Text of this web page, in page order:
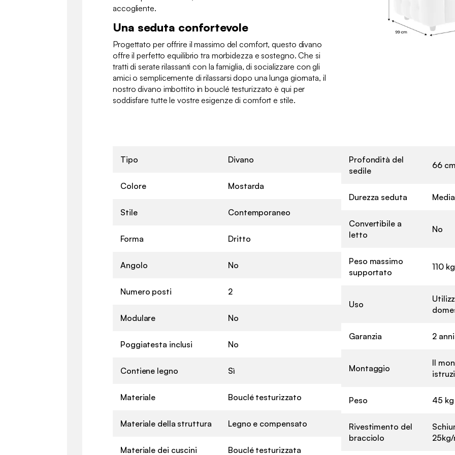
accogliente.
Una seduta confortevole
Progettato per offrire il massimo del comfort, questo divano
offre il perfetto equilibrio tra morbidezza e sostegno. Che si
tratti di serate rilassanti con la famiglia, di socializzare con gli
amici o semplicemente di rilassarsi dopo una lunga giornata, il
nostro divano imbottito in bouclé testurizzato è qui per
soddisfare tutte le vostre esigenze di comfort e stile.
Tipo Divano
Colore Mostarda
Stile Contemporaneo
Forma Dritto
Angolo No
Numero posti 2
Modulare No
Poggiatesta inclusi No
Contiene legno Sì
Materiale Bouclé testurizzato
Materiale della struttura Legno e compensato
Materiale dei cuscini Bouclé testurizzata
Profondità del
sedile
66
Durezza seduta Media
Convertibile a
letto
No
Peso massimo
supportato
110
Uso
Garanzia 2 anni
Montaggio
Il
Peso 45 kg
Rivestimento del
bracciolo
25kg/